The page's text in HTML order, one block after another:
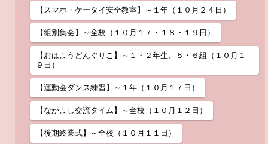
【スマホ・ケータイ安全教室】～１年（１０月２４日）
【組別集会】～全校（１０月１７・１８・１９日）
【おはようどんぐりこ】～１・２年生、５・６組（１０月１
９日）
【運動会ダンス練習】～１年（１０月１７日）
【なかよし交流タイム】～全校（１０月１２日）
【後期終業式】～全校（１０月１１日）